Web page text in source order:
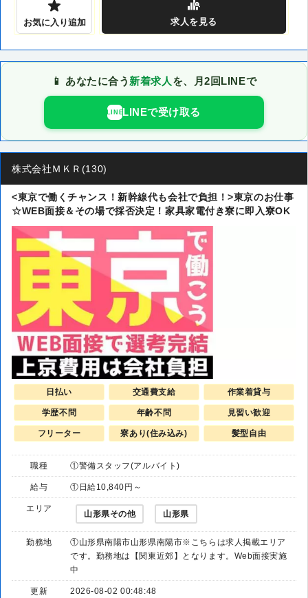
お気に入り追加 求人 を見る
📱 あなたに合う 新着求人 を、月2回LINEで
LINELINEで受け取る
株式会社ＭＫＲ(130)
<東京で働くチャンス！新幹線代も会社で負担！>東京のお仕事
☆WEB面接＆その場で採否決定！家具家電付き寮に即入寮OK
日払い 交通費支給 作業着貸与
学歴不問 年齢不問 見習い歓迎
フリーター 寮あり(住み込み) 髪型自由
職種 ①警備スタッフ(アルバイト)
給与 ①日給10,840円～
エリア
山形県その他 山形県
勤務地
①山形県南陽市山形県南陽市※こちらは求人掲載エリア
です。勤務地は【関東近郊】となります。Web面接実施
中
更新 2026-08-02 00:48:48